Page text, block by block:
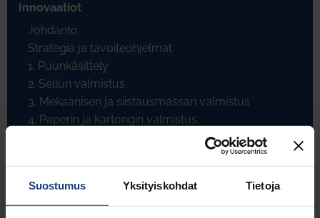
Suostumus Yksityiskohdat Tietoja
Innovaatiot
Johdanto
Strategia ja tavoiteohjelmat
1. Puunkäsittely
2. Sellun valmistus
3. Mekaanisen ja siistausmassan valmistus
4. Paperin ja kartongin valmistus
8. Mittaus- ja säätötekniikka
8.1. Prosessiohjauksen yleiskehitys